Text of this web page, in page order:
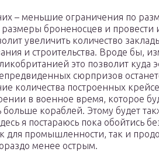
– меньшие ограничения по
размеры броненосцев и провести
увеличить количество
и строительства. Вроде бы,
это позволит куда
сюрпризов
количества построенных
в военное время, которое
больше кораблей. Этому будет
я постараюсь пока обойтись
для промышленности, так и
менее острым.